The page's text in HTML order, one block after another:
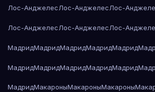
Лос-АнджелесЛос-АнджелесЛос-
Лос-АнджелесЛос-АнджелесЛос-
МадридМадридМадридМадридМадрид
МадридМадридМадридМадридМадрид
МадридМакароныМакароныМакароны